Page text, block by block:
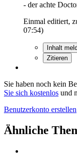
- der achte
Einmal editiert,
07:54)
Inhalt
Zitieren
Sie haben noch kein
Sie sich kostenlos und
Benutzerkonto erstellen
Ähnliche